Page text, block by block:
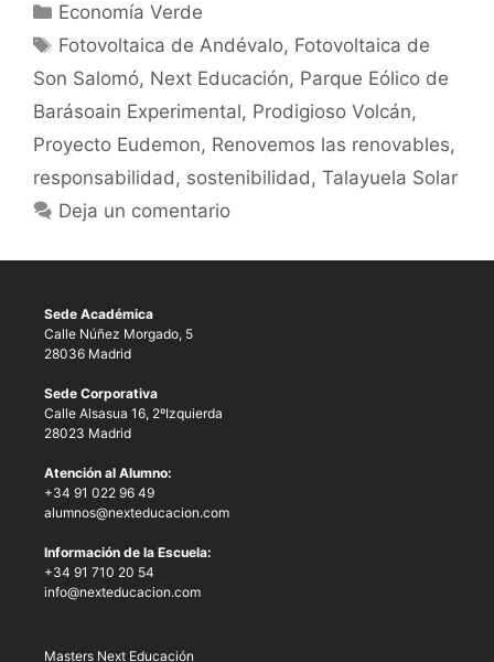
Economía Verde
Fotovoltaica de Andévalo, Fotovoltaica de
Son Salomó, Next Educación, Parque Eólico de
Barásoain Experimental, Prodigioso Volcán,
Proyecto Eudemon, Renovemos las renovables,
responsabilidad, sostenibilidad, Talayuela Solar
Deja un comentario
Sede Académica
Calle Núñez Morgado, 5
28036 Madrid
Sede Corporativa
Calle Alsasua 16, 2ºIzquierda
28023 Madrid
Atención al Alumno:
+34 91 022 96 49
alumnos@nexteducacion.com
Información de la Escuela:
+34 91 710 20 54
info@nexteducacion.com
Masters Next Educación